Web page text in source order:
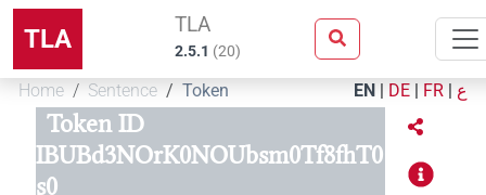
TLA TLA
2.5.1 (20)
Home Sentence Token EN | DE | FR | ع
Token ID
IBUBd3NOrK0NOUbsm0Tf8fhT0
s0